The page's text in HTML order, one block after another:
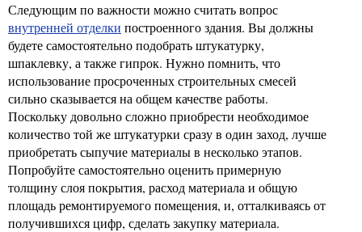
Следующим по важности можно считать вопрос
внутренней отделки построенного здания. Вы должны
будете самостоятельно подобрать штукатурку,
шпаклевку, а также гипрок. Нужно помнить, что
использование просроченных строительных смесей
сильно сказывается на общем качестве работы.
Поскольку довольно сложно приобрести необходимое
количество той же штукатурки сразу в один заход, лучше
приобретать сыпучие материалы в несколько этапов.
Попробуйте самостоятельно оценить примерную
толщину слоя покрытия, расход материала и общую
площадь ремонтируемого помещения, и, отталкиваясь от
получившихся цифр, сделать закупку материала.